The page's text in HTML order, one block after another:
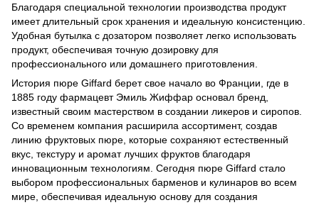
Благодаря специальной технологии производства продукт
имеет длительный срок хранения и идеальную консистенцию.
Удобная бутылка с дозатором позволяет легко использовать
продукт, обеспечивая точную дозировку для
профессионального или домашнего приготовления.
История пюре Giffard берет свое начало во Франции, где в
1885 году фармацевт Эмиль Жиффар основал бренд,
известный своим мастерством в создании ликеров и сиропов.
Со временем компания расширила ассортимент, создав
линию фруктовых пюре, которые сохраняют естественный
вкус, текстуру и аромат лучших фруктов благодаря
инновационным технологиям. Сегодня пюре Giffard стало
выбором профессиональных барменов и кулинаров во всем
мире, обеспечивая идеальную основу для создания